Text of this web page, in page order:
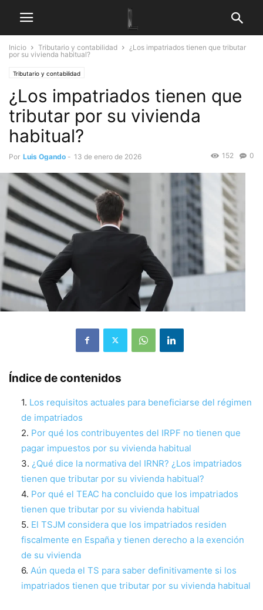
Inicio Tributario y contabilidad
¿Los impatriados tienen que tributar
por su vivienda habitual?
Tributario y contabilidad
¿Los impatriados tienen que
tributar por su vivienda
habitual?
Por Luis Ogando - 13 de enero de 2026 0
152
Índice de contenidos
Los requisitos actuales para beneficiarse del régimen
de impatriados
Por qué los contribuyentes del IRPF no tienen que
pagar impuestos por su vivienda habitual
¿Qué dice la normativa del IRNR? ¿Los impatriados
tienen que tributar por su vivienda habitual?
Por qué el TEAC ha concluido que los impatriados
tienen que tributar por su vivienda habitual
El TSJM considera que los impatriados residen
fiscalmente en España y tienen derecho a la exención
de su vivienda
Aún queda el TS para saber definitivamente si los
impatriados tienen que tributar por su vivienda habitual